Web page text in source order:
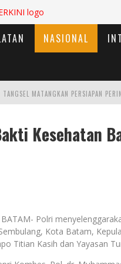
NASIONAL
TANGSEL MATANGKAN PERSIAPAN
Kesehatan
BATAM- Polri
Kota Batam,
Titian Kasih dan Yayasan